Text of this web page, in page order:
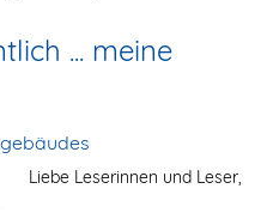
... meine
Liebe Leserinnen und Leser,